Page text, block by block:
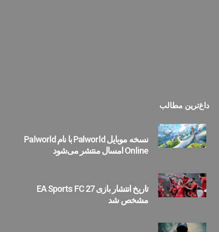
داغ‌ترین مطالب
نسخه موبایل Palworld با نام Palworld
Online امسال منتشر می‌شود
تاریخ انتشار بازی EA Sports FC 27
مشخص شد